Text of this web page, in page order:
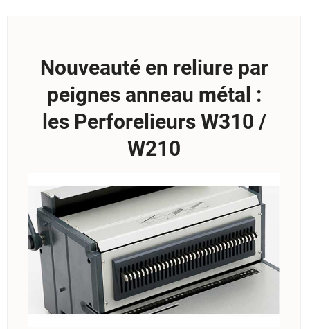
Nouveauté en reliure par
peignes anneau métal :
les Perforelieurs W310 /
W210